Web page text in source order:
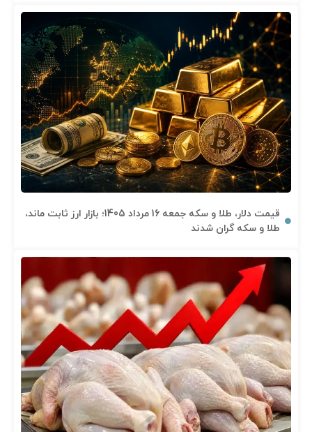
قیمت دلار، طلا و سکه جمعه 16 مرداد 1405؛ بازار ارز ثابت ماند،
طلا و سکه گران شدند